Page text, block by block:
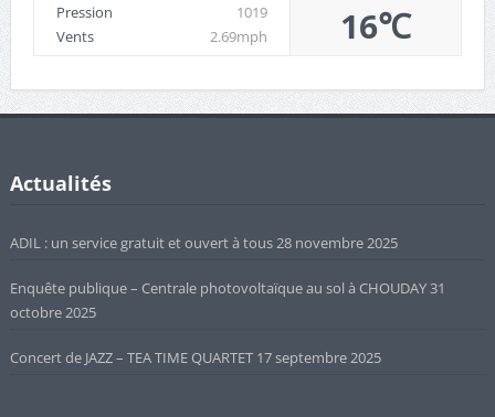
Pression
1019
Vents
2.69mph 16℃
Actualités
ADIL : un service gratuit et ouvert à tous 28 novembre 2025
Enquête publique – Centrale photovoltaïque au sol à CHOUDAY 31
octobre 2025
Concert de JAZZ – TEA TIME QUARTET 17 septembre 2025